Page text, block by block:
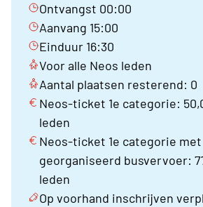
Ontvangst 00:00
Aanvang 15:00
Einduur 16:30
Voor alle Neos leden
Aantal plaatsen resterend: 0
Neos-ticket 1e categorie:
leden
Neos-ticket 1e categorie met
georganiseerd busvervoer:
leden
Op voorhand inschrijven